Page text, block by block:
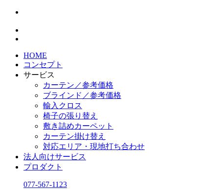
HOME
コンセプト
サービス
カーテン／参考価格
ブラインド／参考価格
輸入クロス
椅子の張り替え
敷き詰めカーペット
カーテン掛け替え
対応エリア・現地打ち合わせ
法人向けサービス
プロダクト
077-567-1123